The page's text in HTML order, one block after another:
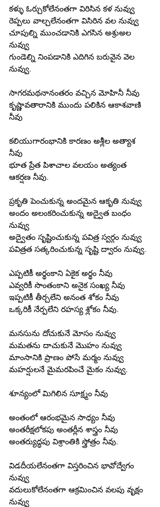
కళ్ళు ఓర్చుకోలేనంతగా విరిసిన కళ నువ్వు
రెప్పలు వాల్చలేనంతగా విసిరిన వల నువ్వు
చూపుల్ని ముంచడానికి ఎగసిన అశ్రుఅల
నువ్వు
గుండెల్ని నింపడానికి ఎదిగిన బరువైన వెల
నువ్వు.
సాగరమథనానంతరం వచ్చిన మోహినీ నీవు
కృష్ణావతారానికి ముందు పలికిన ఆకాశవాణి
నీవు
కలియుగారంభానికి కారణం అశ్లీల అత్యాశ
నీవు
భూత ప్రేత పిశాచాల వలయం అత్యంత
ఆకర్షణ నీవు.
ప్రకృతి పెంచుకున్న అందమైన ఆకృతి నువ్వు
అందం అలంకరించుకున్న అద్వైత బంధం
నువ్వు
అద్వైతం సృష్టించుకున్న పవిత్ర స్వర్గం నువ్వు
పవిత్రత సత్కరించుకున్న సృష్టి ద్వారం నువ్వు.
ఎప్పటికీ అర్థంకాని ఏకైక అర్థం నీవు
ఎవ్వరికీ సొంతంకాని అనైక సంఖ్య నీవు
ఇప్పటికీ తీర్చలేని అనంత శోకం నీవు
ఒక్కరికీ నేర్పలేని రహస్య శ్లోకం నీవు.
మనసును దోచుకునే మోసం నువ్వు
మమతను దాచుకునే మొహం నువ్వు
మాంసానికి ప్రాణం పోసే మర్మం నువ్వు
మహర్షులనే మైమరపించే మైకం నువ్వు.
శూన్యంలో మిగిలిన సూక్ష్మం నీవు
అంతంలో ఆరంభమైన సాధ్యం నీవు
అంతరీక్షలోకపు అంతర్లీన శాస్త్రం నీవు
అంతర్యుద్ధపు విశ్రాంతికి స్త్రోత్రం నీవు.
విడదీయలేనంతగా విస్తరించిన భావోద్వేగం
నువ్వు
వదులుకోలేనంతగా ఆక్రమించిన వలపు వృక్షం
నువ్వు